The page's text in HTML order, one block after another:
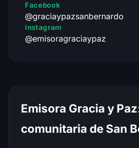
Facebook
@graciaypazsanbernardo
Instagram
@emisoragraciaypaz
Emisora Gracia y
comunitaria de San